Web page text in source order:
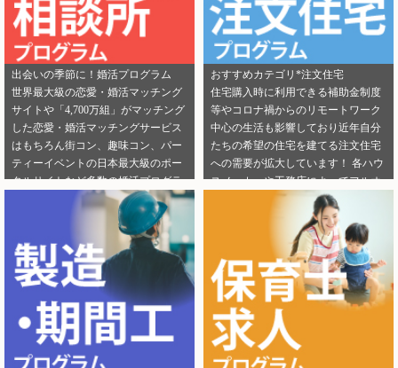
（注文住宅） ・引越し ・ランドセル
是非この機会に、新規でご登録いた
だくアフィリエイター様は 「お申込
みはこちら」からご登録時のプロフ
ィール欄に 「独占案件・独占条件の
お知らせ」を見たという旨をご入力
ください。 メディパートナーにご登
録いただいている アフィリエイター
様は「お問い合わせはこちら」から
ご連絡ください。
いカテゴリにもなります。 ぜひご掲
載のご検討をよろしくお願いしま
す！ ★ 新規でご登録いただくアフィ
リエイター様は 「お申込みはこち
ら」からご登録時のプロフィール欄
に 注目のカテゴリを見たという旨を
ご入力ください。 メディパートナー
にご登録いただいている アフィリエ
イター様は「お問い合わせはこち
ら」から ご連絡ください。
出会いの季節に！婚活プログラム
世界最大級の恋愛・婚活マッチング
サイトや「4,700万組」がマッチング
した恋愛・婚活マッチングサービス
はもちろん街コン、趣味コン、パー
ティーイベントの日本最大級のポー
タルサイトなど多数の婚活プログラ
ムを取り扱っております！ 新規でご
登録いただくアフィリエイター様は
「お申込みはこちら」からご登録時
のプロフィール欄に注目のカテゴリ
を見たという旨をご入力ください。
メディパートナーにご登録いただい
ているアフィリエイター様は「お問
い合わせはこちら」からご連絡くだ
さい。
おすすめカテゴリ*注文住宅
住宅購入時に利用できる補助金制度
等やコロナ禍からのリモートワーク
中心の生活も影響しており近年自分
たちの希望の住宅を建てる注文住宅
への需要が拡大しています！ 各ハウ
スメーカーや工務店によってフルオ
ーダー住宅・セミオーダー住宅など
様々な取扱いがありユーザーの好み
をくみ取って家づくりをサポ―トし
てくれます。 新規でご登録いただく
アフィリエイター様は「お申込みは
こちら」からご登録時のプロフィー
ル欄に注目のカテゴリを見たという
旨をご入力ください。 メディパート
ナーにご登録いただいているアフィ
リエイター様は「お問い合わせはこ